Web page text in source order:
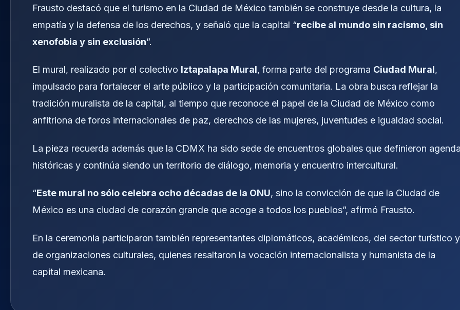
Frausto destacó que el turismo en la Ciudad de México también se construye desde la cultura, la
empatía y la defensa de los derechos, y señaló que la capital “recibe al mundo sin racismo, sin
xenofobia y sin exclusión”.
El mural, realizado por el colectivo Iztapalapa Mural, forma parte del programa Ciudad Mural,
impulsado para fortalecer el arte público y la participación comunitaria. La obra busca reflejar la
tradición muralista de la capital, al tiempo que reconoce el papel de la Ciudad de México como
anfitriona de foros internacionales de paz, derechos de las mujeres, juventudes e igualdad social.
La pieza recuerda además que la CDMX ha sido sede de encuentros globales que definieron
históricas y continúa siendo un territorio de diálogo, memoria y encuentro intercultural.
“Este mural no sólo celebra ocho décadas de la ONU, sino la convicción de que la Ciudad de
México es una ciudad de corazón grande que acoge a todos los pueblos”, afirmó Frausto.
En la ceremonia participaron también representantes diplomáticos, académicos, del sector turístico y
de organizaciones culturales, quienes resaltaron la vocación internacionalista y humanista de la
capital mexicana.